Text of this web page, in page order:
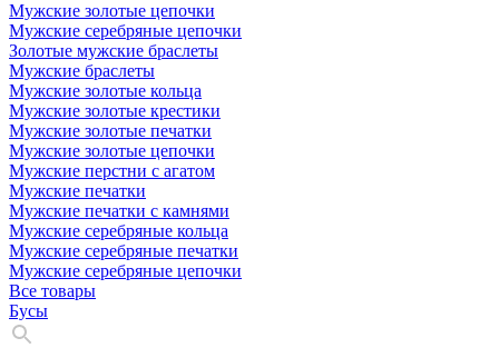
Мужские золотые цепочки
Мужские серебряные цепочки
Золотые мужские браслеты
Мужские браслеты
Мужские золотые кольца
Мужские золотые крестики
Мужские золотые печатки
Мужские золотые цепочки
Мужские перстни с агатом
Мужские печатки
Мужские печатки с камнями
Мужские серебряные кольца
Мужские серебряные печатки
Мужские серебряные цепочки
Все товары
Бусы